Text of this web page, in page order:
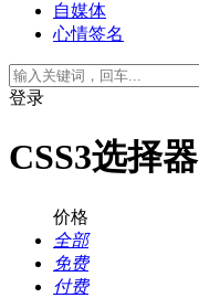
自媒体
心情签名
登录
CSS3选择器
价格
全部
免费
付费